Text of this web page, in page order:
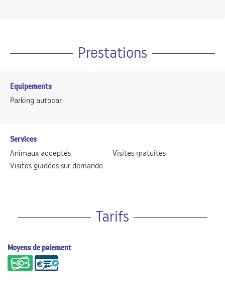
Prestations
Equipements
Parking autocar
Services
Animaux acceptés
Visites guidées sur demande
Visites gratuites
Tarifs
Moyens de paiement